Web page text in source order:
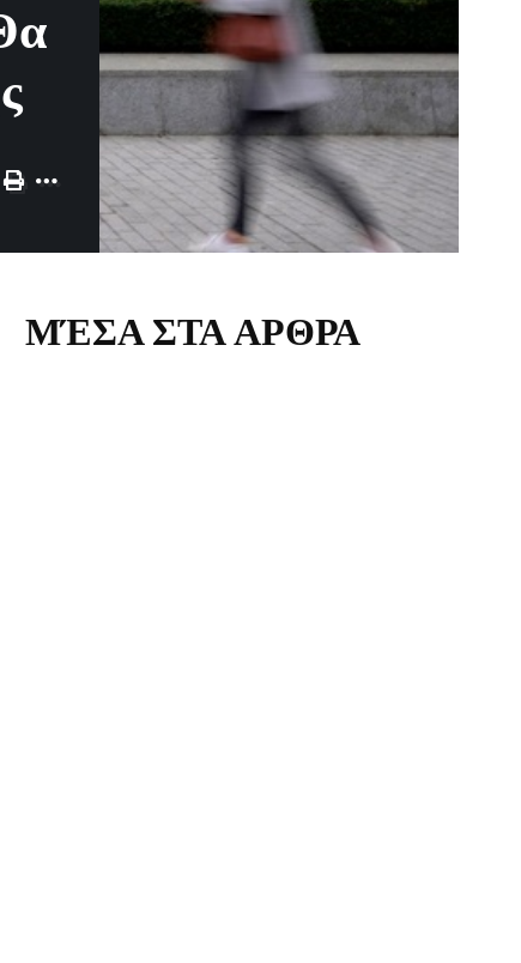
ΜΈΣΑ ΣΤΑ ΑΡΘΡΑ